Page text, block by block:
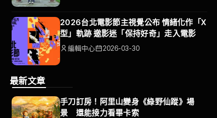
2026台北電影節主視覺公布 情緒化作「X
型」軌跡 邀影迷「保持好奇」走入電影
編輯中心 2026-03-30
最新文章
手刀訂房！阿里山變身《綠野仙蹤》場
景 還能接力看畢卡索